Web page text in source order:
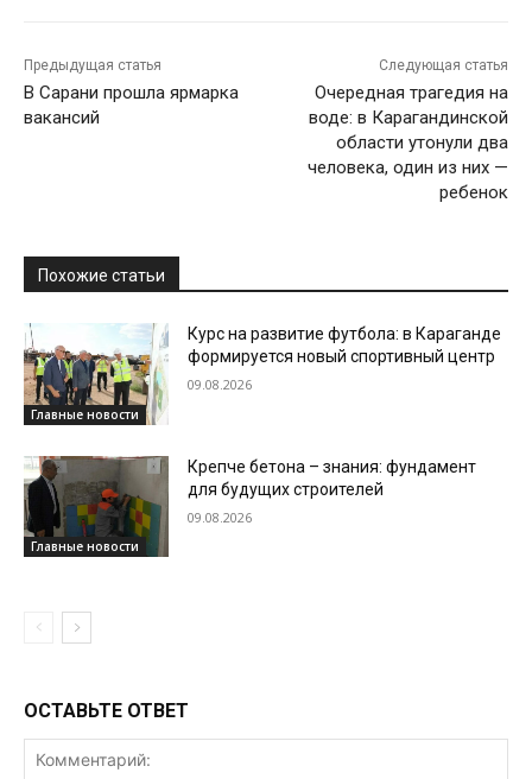
Предыдущая статья
В Сарани прошла ярмарка
вакансий
Следующая статья
Очередная трагедия на
воде: в Карагандинской
области утонули два
человека, один из них —
ребенок
Похожие статьи
Главные новости
Курс на развитие футбола: в Караганде
формируется новый спортивный центр
09.08.2026
Главные новости
Крепче бетона – знания: фундамент
для будущих строителей
09.08.2026
ОСТАВЬТЕ ОТВЕТ